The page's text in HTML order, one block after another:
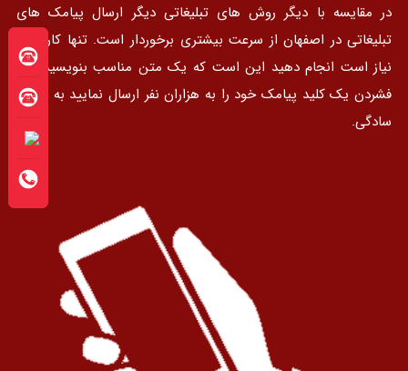
در مقایسه با دیگر روش های تبلیغاتی دیگر ارسال پیامک های
تبلیغاتی در اصفهان از سرعت بیشتری برخوردار است. تنها کاری که
نیاز است انجام دهید این است که یک متن مناسب بنویسید و با
فشردن یک کلید پیامک خود را به هزاران نفر ارسال نمایید به همیی
سادگی.